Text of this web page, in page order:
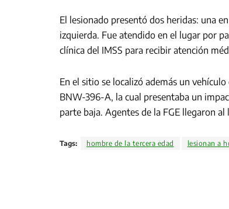
El lesionado presentó dos heridas: una
izquierda. Fue atendido en el lugar por
clínica del IMSS para recibir atención
En el sitio se localizó además un
BNW-396-A, la cual presentaba un
parte baja. Agentes de la FGE llegaron
Tags: hombre de la tercera edad lesionan a